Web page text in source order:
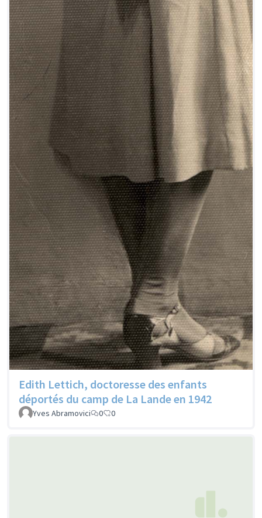
Edith Lettich, doctoresse des enfants
déportés du camp de La Lande en 1942
Yves Abramovici 0 0